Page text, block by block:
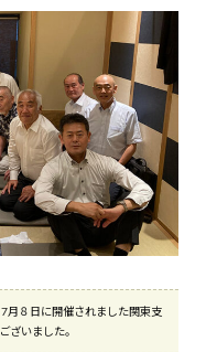
月８日に開催されました関東支
ざいました。